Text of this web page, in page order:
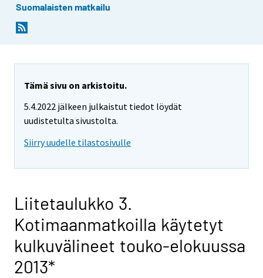
Suomalaisten matkailu
Tämä sivu on arkistoitu.
5.4.2022 jälkeen julkaistut tiedot löydät
uudistetulta sivustolta.
Siirry uudelle tilastosivulle
Liitetaulukko 3.
Kotimaanmatkoilla käytetyt
kulkuvälineet touko-elokuussa
2013*